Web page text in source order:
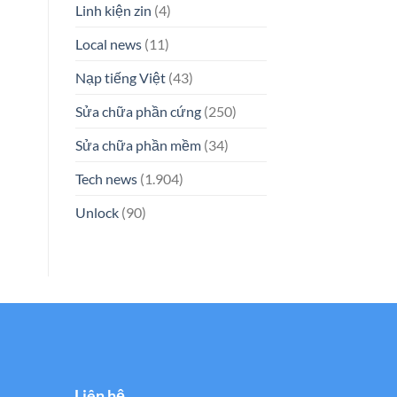
Linh kiện zin (4)
Local news(11)
Nạp tiếng Việt(43)
Sửa chữa phần cứng(250)
Sửa chữa phần mềm(34)
Tech news(1.904)
Unlock(90)